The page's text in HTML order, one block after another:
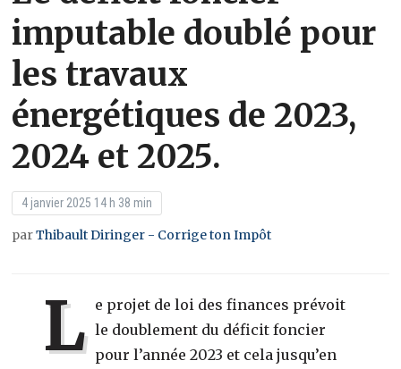
imputable doublé pour
les travaux
énergétiques de 2023,
2024 et 2025.
4 janvier 2025 14 h 38 min
parThibault Diringer - Corrige ton Impôt
L e projet de loi des finances prévoit
le doublement du déficit foncier
pour l’année 2023 et cela jusqu’en